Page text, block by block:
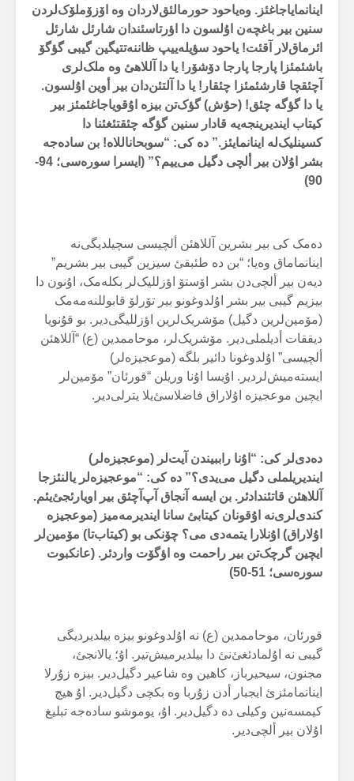
اینانمایاجاغئز. وەیاحود حورمالئق‌لاردان وە اۆزۆملۆک‌لردن
سنین بیر باغچەن اۇلسون دا اؤرتاسئندان شارئل شارئل
ائرماق‌لار آقئت! یاحود سؤیلەییپ ظاننەتتیگین گیبی گؤگۆ
باشئمئزا پارجا پارجا دۆشۆر! یا دا آللاهئ وە ملک‌لری
آچئقچا قارشئمئزا چئقار! یا دا آلتئن‌دان بیر أوین اۇلسون.
یا دا گؤگە چئق! (حۇش) گؤک‌تن بیزە اۇقویاجاغئمئز بیر
کیتاب ایندیرینجەیە قادار سنین گؤگە چئقتئغئنا دا
کسینلیک‌لە اینانمایئز.” دە کی: “سوبحاناللاە! بن سادەجە
بشر اۇلان بیر ألچی دگیل می‌ییم؟” (ایسرا سورەسی؛ 94-
90
)
دەمک کی بیر بشرین آللاهئن ألچیسی سچیلدیگی‌نە
اینانماماق وەیا؛ “بن دە طئبقئ سیزین گیبی بیر بشریم”
دیەن بیر ألچی‌دن بشر اۆستۆ اؤزللیک‌لر بکلەمک، اۇنون دا
بیزیم گیبی بیر بشر اۇلدوغونو بیر تۆرلۆ قابوللنەمەمک
(مۆمین‌لرین دگیل) مۆشریک‌لرین اؤزللیگی‌دیر. بو قۇنویا
دیققات أدیلملی‌دیر. مۆشریک‌لر، موحاممدین (ع) “آللاهئن
ألچیسی” اۇلدوغونا دائیر بلگە (موعجیزەلر)
ایستەمیش‌لردیر. اۇیسا اۇنا وریلن “قورئان” مۆمین‌لر
ایچین موعجیزە اۇلاراق فاضلاسئ‌یلا یترلی‌دیر.
دەدی‌لر کی: “اۇنا راببیندن آیت‌لر (موعجیزەلر)
ایندیریلملی دگیل می‌یدی؟” دە کی: “موعجیزەلر یالنئزجا
آللاهئن قاتئندادئر. بن ایسە آنجاق آپ‌آچئق بیر اویارئجئ‌یئم.
کندی‌لری‌نە اۇقونان کیتابئ سانا ایندیرمەمیز (موعجیزە
اۇلاراق) اۇنلارا یتمەدی می؟ چۆنکی بو (کیتاب‌تا) مۆمین‌لر
ایچین گرچک‌تن بیر راحمت وە اؤگۆت واردئر. (عانکبوت
سورەسی؛ 51-50
)
قورئان، موحاممدین (ع) نە اۇلدوغونو بیزە بیلدیردیگی
گیبی نە اۇلمادئغئ‌نئ دا بیلدیرمیش‌تیر. اۇ؛ یالانجئ،
مجنون، سیحیرباز، کاهین وە شاعیر دگیل‌دیر. بیزە زۇرلا
اینانمامئزئ ایجبار أدن زۇربا وە بکچی دگیل‌دیر. اۇ هیچ
کیمسەنین وکیلی دە دگیل‌دیر. اۇ، یوموشو سادەجە تبلیغ
اۇلان بیر ألچی‌دیر.